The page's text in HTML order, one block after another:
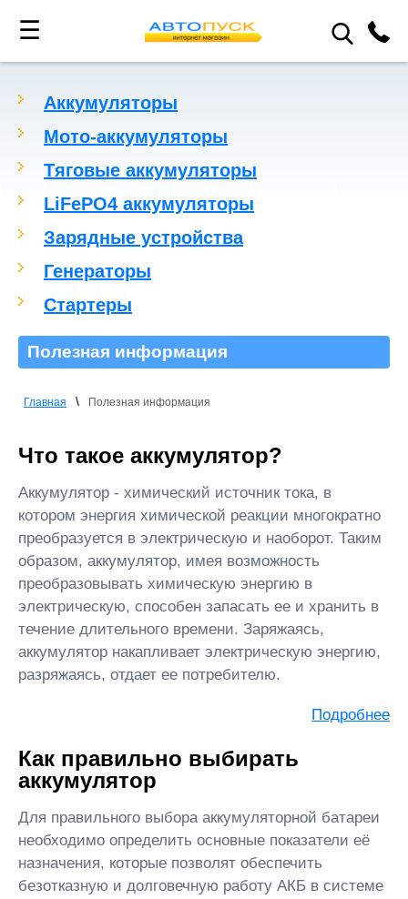
☰
Аккумуляторы
Мото-аккумуляторы
Тяговые аккумуляторы
LiFePO4 аккумуляторы
Зарядные устройства
Генераторы
Стартеры
Полезная информация
Главная \ Полезная информация
Что такое аккумулятор?
Аккумулятор - химический источник тока, в
котором энергия химической реакции многократно
преобразуется в электрическую и наоборот. Таким
образом, аккумулятор, имея возможность
преобразовывать химическую энергию в
электрическую, способен запасать ее и хранить в
течение длительного времени. Заряжаясь,
аккумулятор накапливает электрическую энергию,
разряжаясь, отдает ее потребителю.
Подробнее
Как правильно выбирать
аккумулятор
Для правильного выбора аккумуляторной батареи
необходимо определить основные показатели её
назначения, которые позволят обеспечить
безотказную и долговечную работу АКБ в системе